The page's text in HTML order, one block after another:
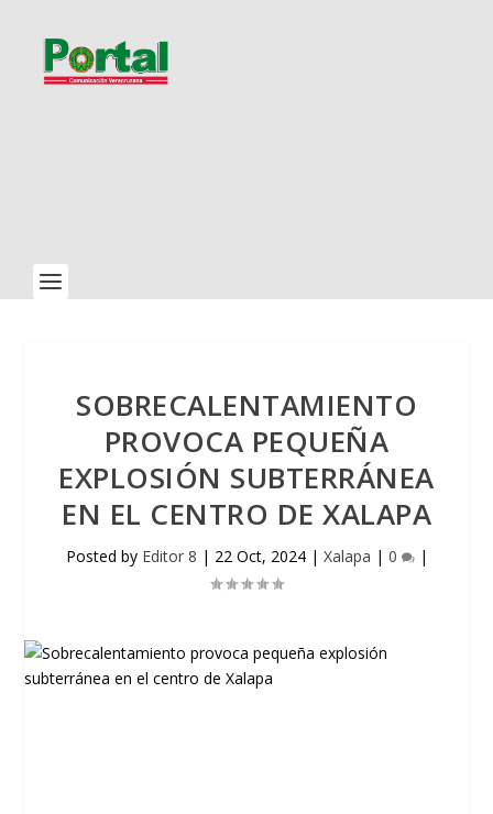
SOBRECALENTAMIENTO
PROVOCA PEQUEÑA
EXPLOSIÓN SUBTERRÁNEA
EN EL CENTRO DE XALAPA
Posted by Editor 8 | 22 Oct, 2024| Xalapa | 0 |